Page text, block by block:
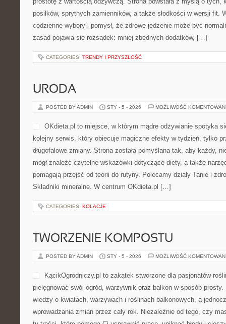
któremu potrafisz skutecznie zareagować w sporze ze
kontrahentem. Idea strony jest prosta: prawo ma porządkować, a
CATEGORIES:OCHRONA ROŚLIN
KUCHNIA ŚWIATA W WERSJI FIT
POSTED BY ADMIN STY - 5 - 2026 MOŻLIWOŚĆ
przepisy łączą prostotę z
powstała z myślą o tych,
wersji fit. W centrum Lekkowkuchni są codzienne wybory i
być normalne. Zamiast sztywnych zasad pojawia się rozsądek:
CATEGORIES:TRENDY I PRZYSZŁOŚĆ